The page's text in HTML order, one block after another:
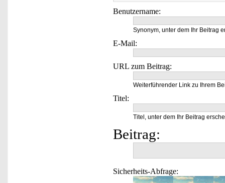
Benutzername:
Synonym, unter dem Ihr Beitrag
E-Mail:
URL zum Beitrag:
Weiterführender Link zu Ihrem
Titel:
Titel, unter dem Ihr Beitrag
Beitrag:
Sicherheits-Abfrage: